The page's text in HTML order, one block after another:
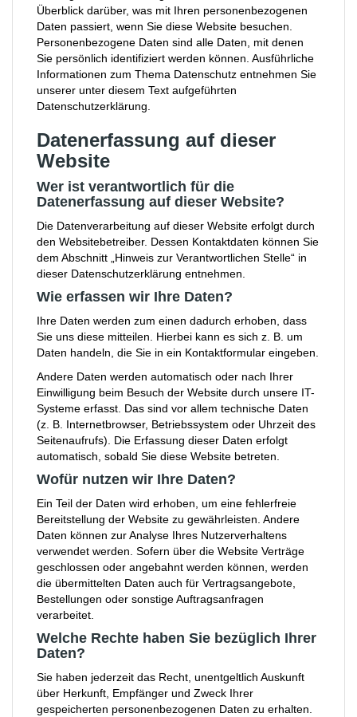
Überblick darüber, was mit Ihren personenbezogenen
Daten passiert, wenn Sie diese Website besuchen.
Personenbezogene Daten sind alle Daten, mit denen
Sie persönlich identifiziert werden können. Ausführliche
Informationen zum Thema Datenschutz entnehmen Sie
unserer unter diesem Text aufgeführten
Datenschutzerklärung.
Datenerfassung auf dieser
Website
Wer ist verantwortlich für die
Datenerfassung auf dieser Website?
Die Datenverarbeitung auf dieser Website erfolgt durch
den Websitebetreiber. Dessen Kontaktdaten können Sie
dem Abschnitt „Hinweis zur Verantwortlichen Stelle“ in
dieser Datenschutzerklärung entnehmen.
Wie erfassen wir Ihre Daten?
Ihre Daten werden zum einen dadurch erhoben, dass
Sie uns diese mitteilen. Hierbei kann es sich z. B. um
Daten handeln, die Sie in ein Kontaktformular eingeben.
Andere Daten werden automatisch oder nach Ihrer
Einwilligung beim Besuch der Website durch unsere IT-
Systeme erfasst. Das sind vor allem technische Daten
(z. B. Internetbrowser, Betriebssystem oder Uhrzeit des
Seitenaufrufs). Die Erfassung dieser Daten erfolgt
automatisch, sobald Sie diese Website betreten.
Wofür nutzen wir Ihre Daten?
Ein Teil der Daten wird erhoben, um eine fehlerfreie
Bereitstellung der Website zu gewährleisten. Andere
Daten können zur Analyse Ihres Nutzerverhaltens
verwendet werden. Sofern über die Website Verträge
geschlossen oder angebahnt werden können, werden
die übermittelten Daten auch für Vertragsangebote,
Bestellungen oder sonstige Auftragsanfragen
verarbeitet.
Welche Rechte haben Sie bezüglich Ihrer
Daten?
Sie haben jederzeit das Recht, unentgeltlich Auskunft
über Herkunft, Empfänger und Zweck Ihrer
gespeicherten personenbezogenen Daten zu erhalten.